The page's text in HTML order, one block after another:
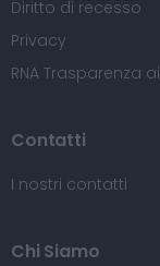
Diritto di recesso
Privacy
RNA Trasparenza
Contatti
I nostri contatti
Chi Siamo